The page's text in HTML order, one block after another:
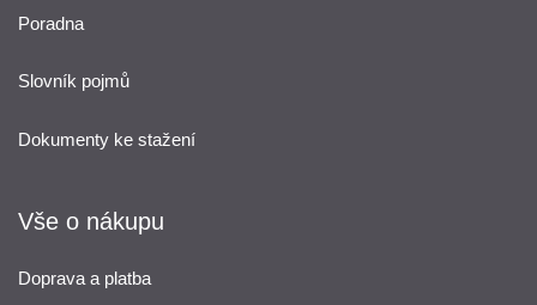
Poradna
Slovník pojmů
Dokumenty ke stažení
Vše o nákupu
Doprava a platba